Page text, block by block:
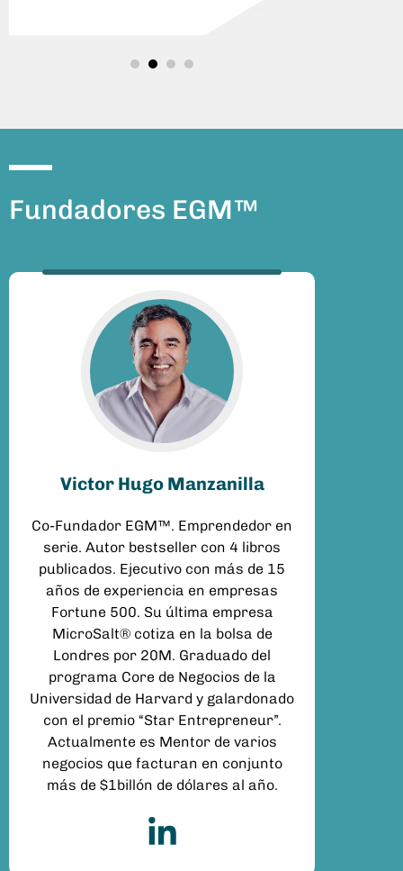
Fundadores EGM™
Victor Hugo Manzanilla
Co-Fundador EGM™. Emprendedor en
serie. Autor bestseller con 4 libros
publicados. Ejecutivo con más de 15
años de experiencia en empresas
Fortune 500. Su última empresa
MicroSalt® cotiza en la bolsa de
Londres por 20M. Graduado del
programa Core de Negocios de la
Universidad de Harvard y galardonado
con el premio “Star Entrepreneur”.
Actualmente es Mentor de varios
negocios que facturan en conjunto
más de $1billón de dólares al año.